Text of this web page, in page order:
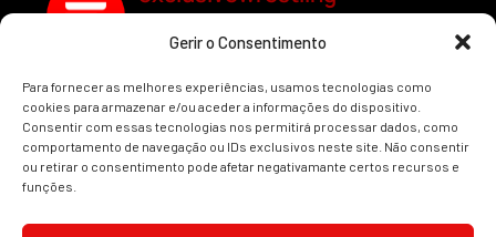
Gerir o Consentimento
Para fornecer as melhores experiências, usamos tecnologias como
cookies para armazenar e/ou aceder a informações do dispositivo.
Consentir com essas tecnologias nos permitirá processar dados, como
comportamento de navegação ou IDs exclusivos neste site. Não consentir
ou retirar o consentimento pode afetar negativamante certos recursos e
funções.
Ver mais Artigos